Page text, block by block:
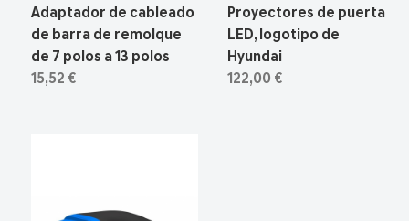
Adaptador de cableado
de barra de remolque
de 7 polos a 13 polos
15,52 €
Proyectores de puerta
LED, logotipo de
Hyundai
122,00 €